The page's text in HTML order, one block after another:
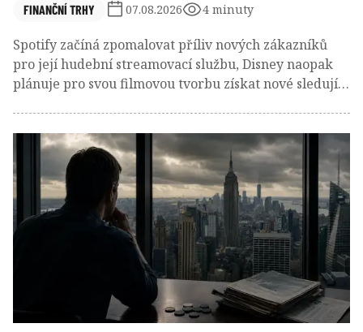
FINANČNÍ TRHY 07.08.2026 4 minuty
Spotify začíná zpomalovat příliv nových zákazníků
pro její hudební streamovací službu, Disney naopak
plánuje pro svou filmovou tvorbu získat nové sledující
má víc riskovat a nebát se selhat.